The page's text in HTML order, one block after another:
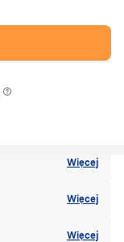
Więcej
Więcej
Więcej